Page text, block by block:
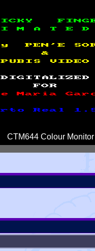
CTM644 Colour Monitor